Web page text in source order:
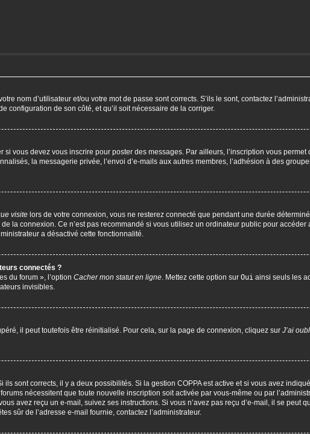
nom d’utilisateur et/ou votre mot de passe sont corrects. S’ils le sont, contactez
configuration de son côté, et qu’il soit nécessaire de la corriger.
vous devez vous inscrire pour poster des messages. Par ailleurs, l’inscription vous
la messagerie privée, l’envoi d’e-mails aux autres membres, l’adhésion à des
visite lors de votre connexion, vous ne resterez connecté que pendant une durée
la connexion. Ce n’est pas recommandé si vous utilisez un ordinateur public pour
a désactivé cette fonctionnalité.
connectés ?
du forum », l’option Cacher mon statut en ligne. Mettez cette option sur Oui ainsi seuls les
invisibles.
il peut toutefois être réinitialisé. Pour cela, sur la page de connexion, cliquez sur J’ai
ils sont corrects, il y a deux possibilités. Si la gestion COPPA est active et si vous avez
nécessitent que toute nouvelle inscription soit activée par vous-même ou par
avez reçu un e-mail, suivez ses instructions. Si vous n’avez pas reçu d’e-mail, il se peut
sûr de l’adresse e-mail fournie, contactez l’administrateur.